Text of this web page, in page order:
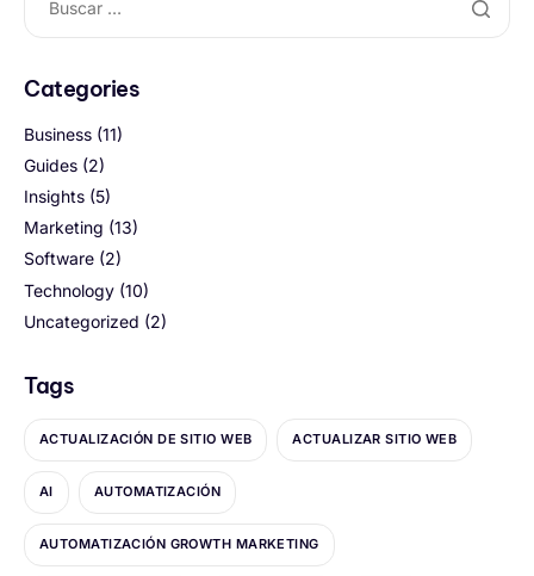
Categories
Business (11)
Guides (2)
Insights (5)
Marketing (13)
Software (2)
Technology (10)
Uncategorized (2)
Tags
ACTUALIZACIÓN DE SITIO WEB ACTUALIZAR SITIO WEB
AI AUTOMATIZACIÓN
AUTOMATIZACIÓN GROWTH MARKETING